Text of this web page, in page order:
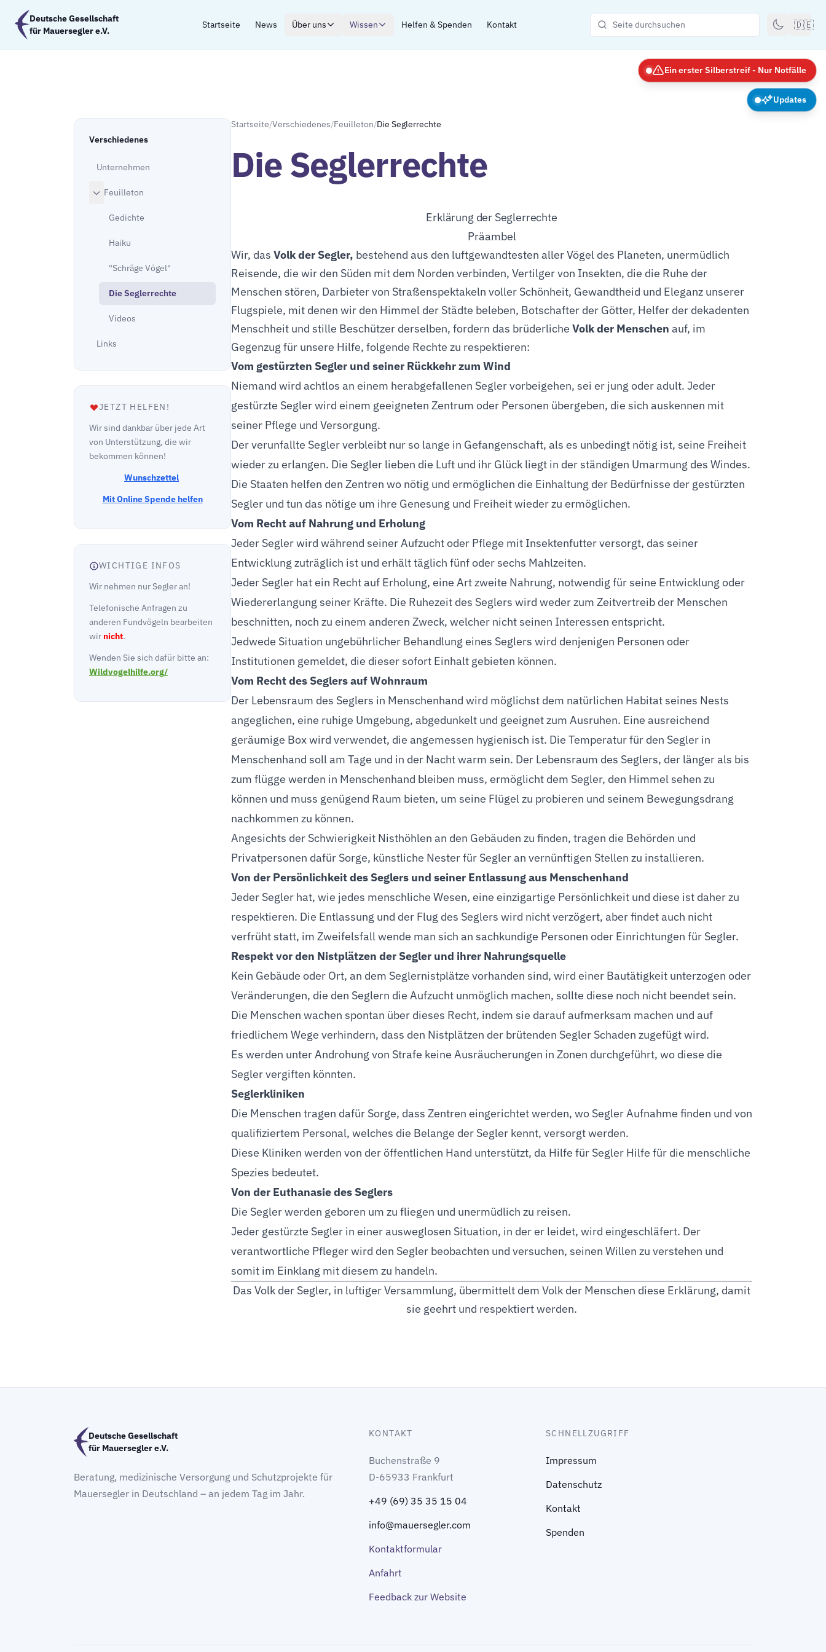
Zum Hauptinhalt springen
Deutsche Gesellschaft
für Mauersegler e.V.
Startseite News Über uns Wissen Helfen & Spenden Kontakt 🇩🇪
Verschiedenes
Unternehmen
Feuilleton
Gedichte
Haiku
"Schräge Vögel"
Die Seglerrechte
Videos
Links
JETZT HELFEN!
Wir sind dankbar über jede Art
von Unterstützung, die wir
bekommen können!
Wunschzettel
Mit Online Spende helfen
WICHTIGE INFOS
Wir nehmen nur Segler an!
Telefonische Anfragen zu
anderen Fundvögeln bearbeiten
wir nicht.
Wenden Sie sich dafür bitte an:
Wildvogelhilfe.org/
Startseite/Verschiedenes/Feuilleton/Die Seglerrechte
Die Seglerrechte
Erklärung der Seglerrechte
Präambel
Wir, das Volk der Segler, bestehend aus den luftgewandtesten aller Vögel des Planeten, unermüdlich
Reisende, die wir den Süden mit dem Norden verbinden, Vertilger von Insekten, die die Ruhe der
Menschen stören, Darbieter von Straßenspektakeln voller Schönheit, Gewandtheid und Eleganz unserer
Flugspiele, mit denen wir den Himmel der Städte beleben, Botschafter der Götter, Helfer der dekadenten
Menschheit und stille Beschützer derselben, fordern das brüderliche Volk der Menschen auf, im
Gegenzug für unsere Hilfe, folgende Rechte zu respektieren:
Vom gestürzten Segler und seiner Rückkehr zum Wind
Niemand wird achtlos an einem herabgefallenen Segler vorbeigehen, sei er jung oder adult. Jeder
gestürzte Segler wird einem geeigneten Zentrum oder Personen übergeben, die sich auskennen mit
seiner Pflege und Versorgung.
Der verunfallte Segler verbleibt nur so lange in Gefangenschaft, als es unbedingt nötig ist, seine Freiheit
wieder zu erlangen. Die Segler lieben die Luft und ihr Glück liegt in der ständigen Umarmung des Windes.
Die Staaten helfen den Zentren wo nötig und ermöglichen die Einhaltung der Bedürfnisse der gestürzten
Segler und tun das nötige um ihre Genesung und Freiheit wieder zu ermöglichen.
Vom Recht auf Nahrung und Erholung
Jeder Segler wird während seiner Aufzucht oder Pflege mit Insektenfutter versorgt, das seiner
Entwicklung zuträglich ist und erhält täglich fünf oder sechs Mahlzeiten.
Jeder Segler hat ein Recht auf Erholung, eine Art zweite Nahrung, notwendig für seine Entwicklung oder
Wiedererlangung seiner Kräfte. Die Ruhezeit des Seglers wird weder zum Zeitvertreib der Menschen
beschnitten, noch zu einem anderen Zweck, welcher nicht seinen Interessen entspricht.
Jedwede Situation ungebührlicher Behandlung eines Seglers wird denjenigen Personen oder
Institutionen gemeldet, die dieser sofort Einhalt gebieten können.
Vom Recht des Seglers auf Wohnraum
Der Lebensraum des Seglers in Menschenhand wird möglichst dem natürlichen Habitat seines Nests
angeglichen, eine ruhige Umgebung, abgedunkelt und geeignet zum Ausruhen. Eine ausreichend
geräumige Box wird verwendet, die angemessen hygienisch ist. Die Temperatur für den Segler in
Menschenhand soll am Tage und in der Nacht warm sein. Der Lebensraum des Seglers, der länger als bis
zum flügge werden in Menschenhand bleiben muss, ermöglicht dem Segler, den Himmel sehen zu
können und muss genügend Raum bieten, um seine Flügel zu probieren und seinem Bewegungsdrang
nachkommen zu können.
Angesichts der Schwierigkeit Nisthöhlen an den Gebäuden zu finden, tragen die Behörden und
Privatpersonen dafür Sorge, künstliche Nester für Segler an vernünftigen Stellen zu installieren.
Von der Persönlichkeit des Seglers und seiner Entlassung aus Menschenhand
Jeder Segler hat, wie jedes menschliche Wesen, eine einzigartige Persönlichkeit und diese ist daher zu
respektieren. Die Entlassung und der Flug des Seglers wird nicht verzögert, aber findet auch nicht
verfrüht statt, im Zweifelsfall wende man sich an sachkundige Personen oder Einrichtungen für Segler.
Respekt vor den Nistplätzen der Segler und ihrer Nahrungsquelle
Kein Gebäude oder Ort, an dem Seglernistplätze vorhanden sind, wird einer Bautätigkeit unterzogen oder
Veränderungen, die den Seglern die Aufzucht unmöglich machen, sollte diese noch nicht beendet sein.
Die Menschen wachen spontan über dieses Recht, indem sie darauf aufmerksam machen und auf
friedlichem Wege verhindern, dass den Nistplätzen der brütenden Segler Schaden zugefügt wird.
Es werden unter Androhung von Strafe keine Ausräucherungen in Zonen durchgeführt, wo diese die
Segler vergiften könnten.
Seglerkliniken
Die Menschen tragen dafür Sorge, dass Zentren eingerichtet werden, wo Segler Aufnahme finden und von
qualifiziertem Personal, welches die Belange der Segler kennt, versorgt werden.
Diese Kliniken werden von der öffentlichen Hand unterstützt, da Hilfe für Segler Hilfe für die menschliche
Spezies bedeutet.
Von der Euthanasie des Seglers
Die Segler werden geboren um zu fliegen und unermüdlich zu reisen.
Jeder gestürzte Segler in einer ausweglosen Situation, in der er leidet, wird eingeschläfert. Der
verantwortliche Pfleger wird den Segler beobachten und versuchen, seinen Willen zu verstehen und
somit im Einklang mit diesem zu handeln.
Das Volk der Segler, in luftiger Versammlung, übermittelt dem Volk der Menschen diese Erklärung, damit
sie geehrt und respektiert werden.
Deutsche Gesellschaft
für Mauersegler e.V.
Beratung, medizinische Versorgung und Schutzprojekte für
Mauersegler in Deutschland – an jedem Tag im Jahr.
KONTAKT
Buchenstraße 9
D-65933 Frankfurt
+49 (69) 35 35 15 04
info@mauersegler.com
Kontaktformular
Anfahrt
Feedback zur Website
SCHNELLZUGRIFF
Impressum
Datenschutz
Kontakt
Spenden
Ein erster Silberstreif - Nur Notfälle
Updates